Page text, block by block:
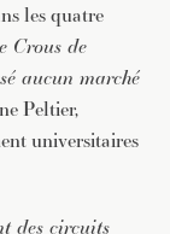
les quatre
Crous de
aucun marché
Peltier,
universitaires
des circuits